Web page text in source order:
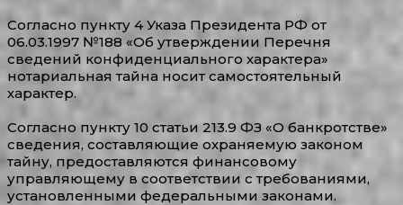
Согласно пункту 4 Указа Президента РФ от
06.03.1997 №188 «Об утверждении Перечня
сведений конфиденциального характера»
нотариальная тайна носит самостоятельный
характер.
Согласно пункту 10 статьи 213.9 ФЗ «О банкротстве»
сведения, составляющие охраняемую законом
тайну, предоставляются финансовому
управляющему в соответствии с требованиями,
установленными федеральными законами.